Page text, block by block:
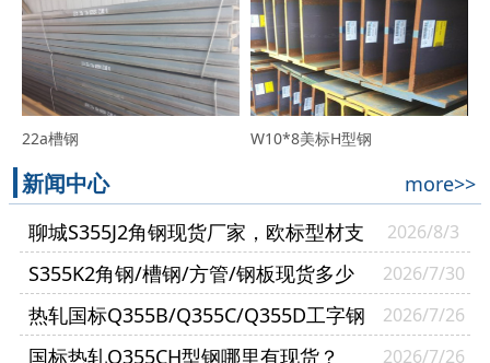
22a槽钢 W10*8美标H型钢
新闻中心
more>>
聊城S355J2角钢现货厂家，欧标型材支
持零切送货到厂
2026/8/3
S355K2角钢/槽钢/方管/钢板现货多少
钱一吨？
2026/7/30
热轧国标Q355B/Q355C/Q355D工字钢
有什么区别？
2026/7/26
国标热轧Q355CH型钢哪里有现货？ 2026/7/26